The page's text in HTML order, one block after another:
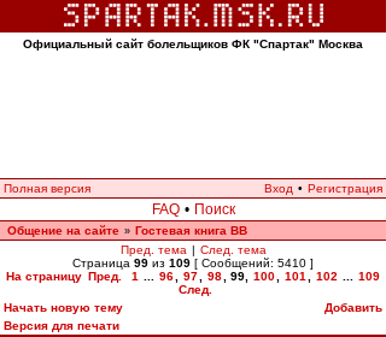
Официальный сайт болельщиков ФК "Спартак" Москва
Полная версия Вход • Регистрация
FAQ • Поиск
Общение на сайте » Гостевая книга ВВ
Пред. тема | След. тема
Страница 99 из 109 [ Сообщений: 5410 ]
На страницу Пред. 1 96 97 98 99 100 101 102
109
След.
Начать новую тему
Добавить
Версия для печати